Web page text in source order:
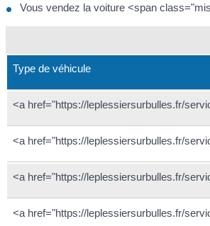
Vous vendez la voiture <span
Type de véhicule
<a href="https://leplessiersurbulles.fr/
<a href="https://leplessiersurbulles.fr/
<a href="https://leplessiersurbulles.fr/
<a href="https://leplessiersurbulles.fr/